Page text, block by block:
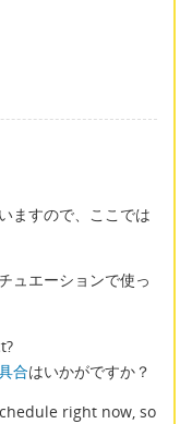
ますので、ここでは
ュエーションで使っ
合はいかがですか？
right now, so